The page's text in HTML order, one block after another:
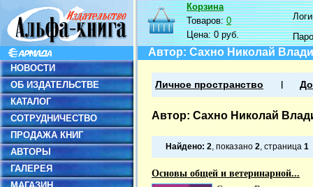
НОВОСТИ
ОБ ИЗДАТЕЛЬСТВЕ
КАТАЛОГ
СОТРУДНИЧЕСТВО
ПРОДАЖА КНИГ
АВТОРЫ
ГАЛЕРЕЯ
Корзина
Товаров:0
Цена:0 руб.
Автор: Сахно Николай
Личное пространство
Автор: Сахно Николай
Найдено: 2, показано 2, страница 1
Основы общей и ветеринарной...